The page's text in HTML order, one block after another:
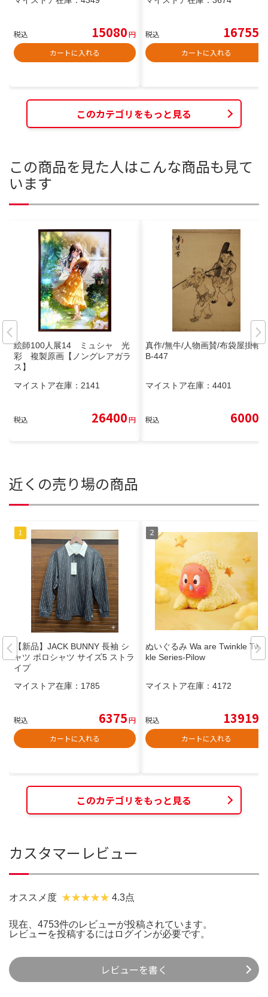
税込 15080円
カートに入れる
税込 16755
カートに入れる
このカテゴリをもっと見る
この商品を見た人はこんな商品も見て
います
絵師100人展14 ミュシャ 光
彩 複製原画【ノングレアガラ
ス】
マイストア在庫： 2141
税込 26400円
真作/無牛/人物画賛/布袋屋掛軸H
B-447
マイストア在庫： 4401
税込 6000
近くの売り場の商品
【新品】JACK BUNNY 長袖 シ
ャツ ポロシャツ サイズ5 ストラ
イプ
マイストア在庫： 1785
税込 6375円
カートに入れる
ぬいぐるみ Wa are Twinkle Twin
kle Series-Pilow
マイストア在庫： 4172
税込 13919
カートに入れる
このカテゴリをもっと見る
カスタマーレビュー
オススメ度 4.3点
現在、4753件のレビューが投稿されています。
レビューを投稿するには ログインが必要です。
レビューを書く